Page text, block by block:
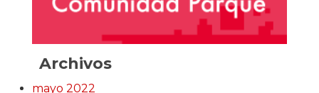
Archivos
mayo 2022